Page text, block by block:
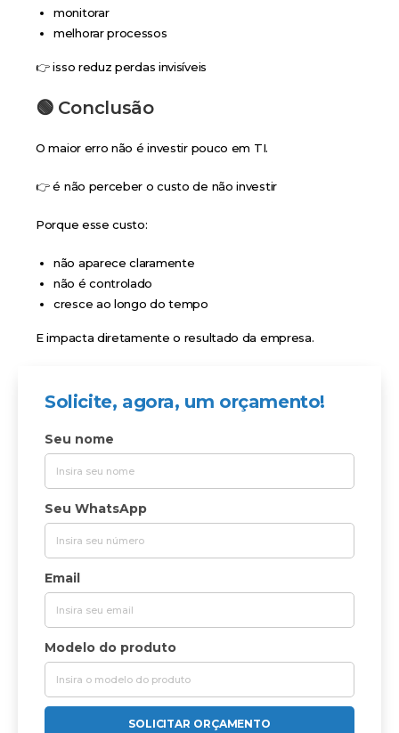
monitorar
melhorar processos
👉 isso reduz perdas invisíveis
🟢 Conclusão
O maior erro não é investir pouco em TI.
👉 é não perceber o custo de não investir
Porque esse custo:
não aparece claramente
não é controlado
cresce ao longo do tempo
E impacta diretamente o resultado da empresa.
Solicite, agora, um orçamento!
Seu nome
Seu WhatsApp
Email
Modelo do produto
SOLICITAR ORÇAMENTO